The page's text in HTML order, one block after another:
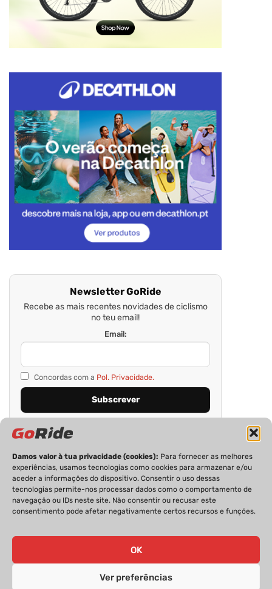
Damos valor à tua privacidade (cookies): Para fornecer as melhores
experiências, usamos tecnologias como cookies para armazenar e/ou
aceder a informações do dispositivo. Consentir o uso dessas
tecnologias permite-nos processar dados como o comportamento de
navegação ou IDs neste site. Não consentir ou recusar este
consentimento pode afetar negativamente certos recursos e funções.
OK
Ver preferências
Newsletter GoRide
Recebe as mais recentes novidades de ciclismo
no teu email!
Email:
Concordas com a Pol. Privacidade.
PRIVACIDADE FICHA TÉCNICA
ESTATUTO EDITORIAL